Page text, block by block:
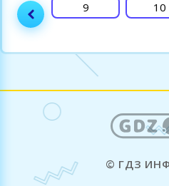
9 10
© ГДЗ